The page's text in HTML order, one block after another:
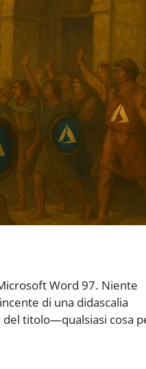
Word 97. Niente
di una didascalia
titolo—qualsiasi cosa